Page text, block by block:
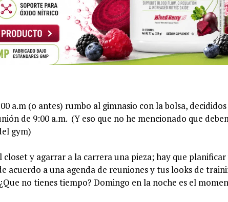
a.m (o antes) rumbo al gimnasio con la bolsa,
de 9:00 a.m. (Y eso que no he mencionado que
gym)
y agarrar a la carrera una pieza; hay que planificar
acuerdo a una agenda de reuniones y tus looks de
no tienes tiempo? Domingo en la noche es el